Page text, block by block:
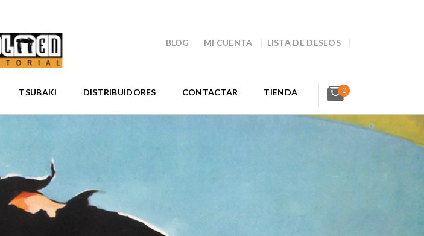
BLOG MI CUENTA LISTA DE DESEOS
TSUBAKI DISTRIBUIDORES CONTACTAR TIENDA 0